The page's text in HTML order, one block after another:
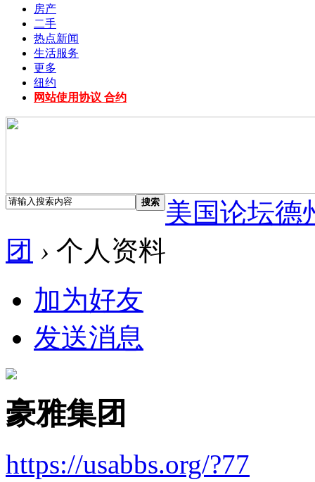
房产
二手
热点新闻
生活服务
更多
纽约
网站使用协议 合约
搜索
美国论坛德
团 › 个人资料
加为好友
发送消息
豪雅集团
https://usabbs.org/?77